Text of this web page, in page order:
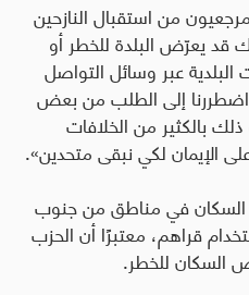
من استقبال النازحين
قد يعرّض البلدة للخطر أو
عبر وسائل التواصل
إلى الطلب من بعض
بالكثير من الخلافات
الإيمان لكي نبقى متحدين».
السكان في مناطق من جنوب
قراهم، معتبرًا أن الحزب
السكان للخطر.